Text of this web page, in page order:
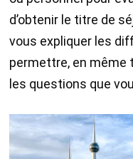
d’obtenir le titre de
vous expliquer les
permettre, en même
les questions que